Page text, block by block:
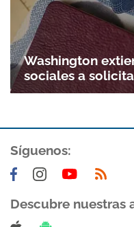
Washington
sociales a
Síguenos:
Descubre nuestras